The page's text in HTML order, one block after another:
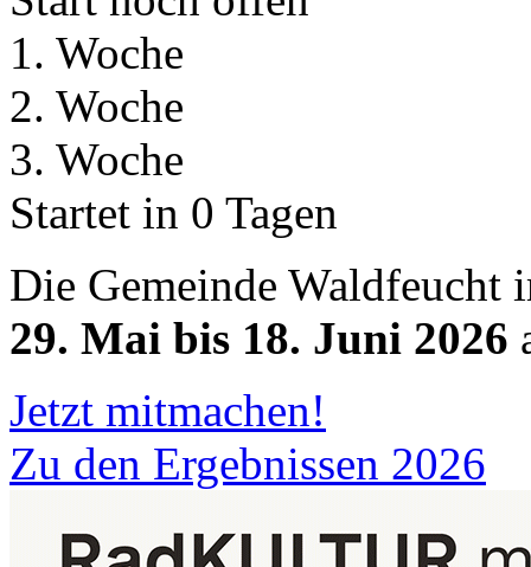
1. Woche
2. Woche
3. Woche
Startet in 0 Tagen
Die Gemeinde Waldfeucht
29. Mai bis 18. Juni 2026
Jetzt mitmachen!
Zu den Ergebnissen 2026